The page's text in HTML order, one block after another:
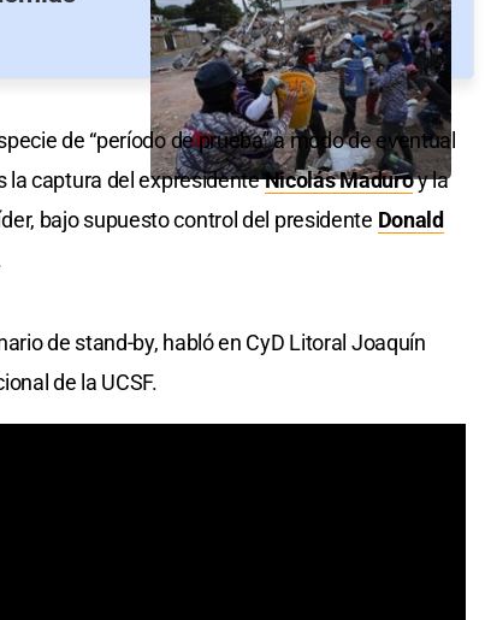
de “período de prueba” a modo de eventual
la captura del expresidenteNicolás Maduroy la
bajo supuesto control del presidente Donald
de stand-by, habló en CyD Litoral Joaquín
de la UCSF.